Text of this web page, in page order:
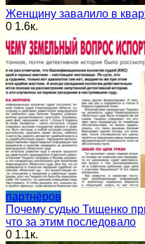
Женщину завалило в
0 1.6к.
партнёров
Почему судью Тищенко
что за этим последовало
0 1.1к.